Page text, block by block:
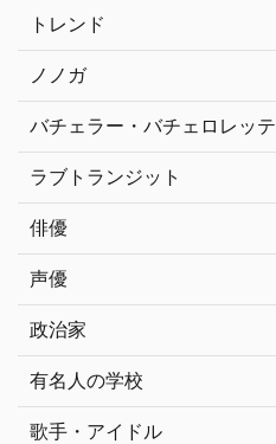
トレンド
ノノガ
バチェラー・バチェロレッテ
ラブトランジット
俳優
声優
政治家
有名人の学校
歌手・アイドル